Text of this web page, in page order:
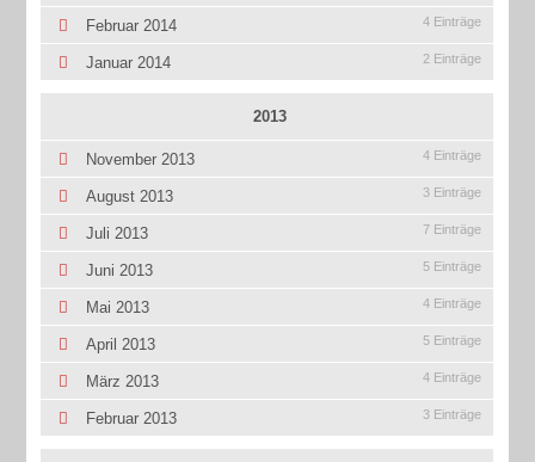
Februar 2014 4 Einträge
Januar 2014 2 Einträge
2013
November 2013 4 Einträge
August 2013 3 Einträge
Juli 2013 7 Einträge
Juni 2013 5 Einträge
Mai 2013 4 Einträge
April 2013 5 Einträge
März 2013 4 Einträge
Februar 2013 3 Einträge